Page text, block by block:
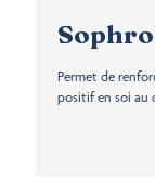
Permet de
positif en soi au